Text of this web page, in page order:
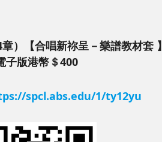
）【合唱新祢呈－樂譜教材套 】
子版港幣＄400
spcl.abs.edu/1/ty12yu